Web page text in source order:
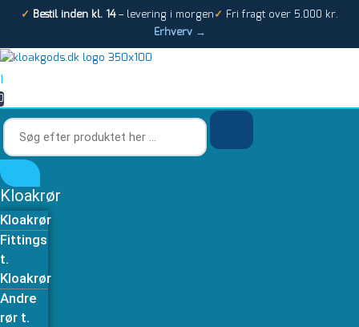
✓ Bestil inden kl. 14– levering i morgen✓ Fri fragt over 5.000 kr.
Erhverv →
|
her
Kloakrør
Kloakrør
Fittings
t.
Kloakrør
Andre
rør t.
her